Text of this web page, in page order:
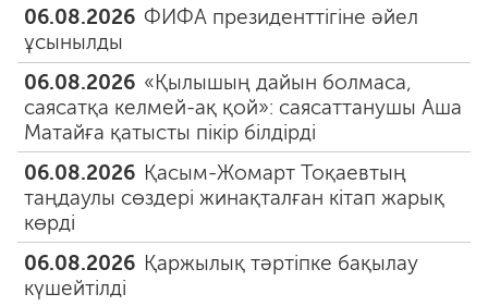
06.08.2026 ФИФА президенттігіне әйел
ұсынылды
06.08.2026 «Қылышың дайын болмаса,
саясатқа келмей-ақ қой»: саясаттанушы Аша
Матайға қатысты пікір білдірді
06.08.2026 Қасым-Жомарт Тоқаевтың
таңдаулы сөздері жинақталған кітап жарық
көрді
06.08.2026 Қаржылық тәртіпке бақылау
күшейтілді